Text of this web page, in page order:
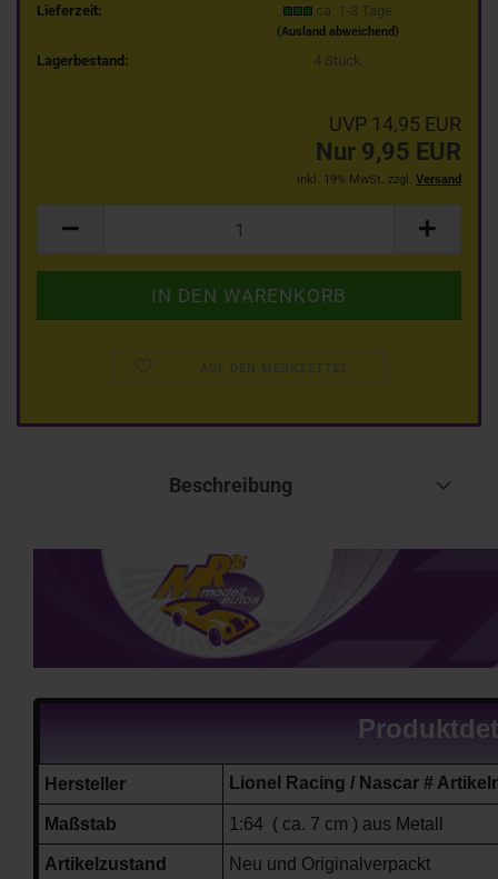
Lieferzeit:
ca. 1-3 Tage
(Ausland abweichend)
Lagerbestand: 4 Stück
UVP 14,95 EUR
Nur 9,95 EUR
inkl. 19% MwSt. zzgl. Versand
AUF DEN MERKZETTEL
Beschreibung
Hersteller Lionel Racing / Nascar #
Maßstab 1:64 ( ca. 7 cm ) aus Metall
Artikelzustand Neu und Originalverpackt